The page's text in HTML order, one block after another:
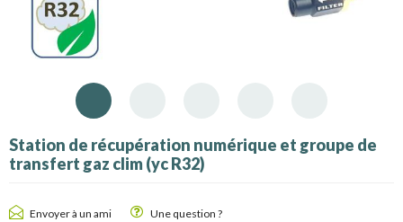
Station de récupération numérique et groupe de
transfert gaz clim (yc R32)
Envoyer à un ami Une question ?